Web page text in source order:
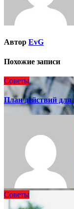
Автор EvG
Похожие записи
Советы
План действий для
Советы